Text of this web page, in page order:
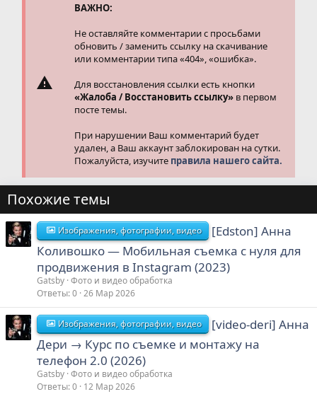
ВАЖНО:
Не оставляйте комментарии с просьбами
обновить / заменить ссылку на скачивание
или комментарии типа «404», «ошибка».
Для восстановления ссылки есть кнопки
«Жалоба / Восстановить ссылку» в первом
посте темы.
При нарушении Ваш комментарий будет
удален, а Ваш аккаунт заблокирован на сутки.
Пожалуйста, изучите правила нашего сайта.
Похожие темы
Изображения, фотографии, видео
[Edston] Анна
Коливошко ― Мобильная съемка с нуля для
продвижения в Instagram (2023)
Gatsby Фото и видео обработка
Ответы 0 26 Мар 2026
Изображения, фотографии, видео
[video-deri] Анна
Дери → Курс по съемке и монтажу на
телефон 2.0 (2026)
Gatsby Фото и видео обработка
Ответы 0 12 Мар 2026